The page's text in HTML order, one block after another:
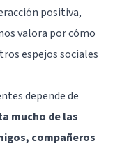
positiva,
valora por cómo
espejos sociales
depende de
mucho de las
compañeros